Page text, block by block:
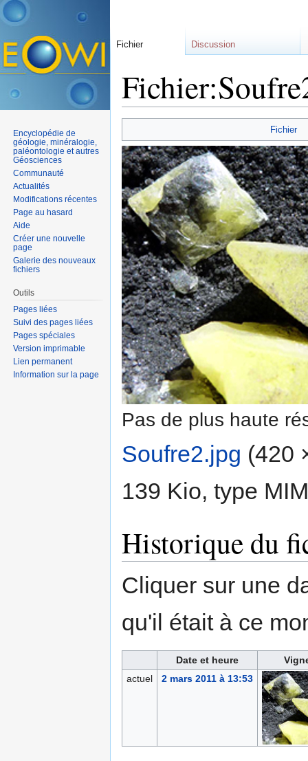
Fichier
Pas de plus haute
Soufre2.jpg (420
139 Kio, type
Historique du
Cliquer sur une
qu'il était à ce
Date et heure
actuel
2 mars 2011 à 13:53
Fichier Discussion
Encyclopédie de
géologie, minéralogie,
paléontologie et autres
Géosciences
Communauté
Actualités
Modifications récentes
Page au hasard
Aide
Créer une nouvelle
page
Galerie des nouveaux
fichiers
Outils
Pages liées
Suivi des pages liées
Pages spéciales
Version imprimable
Lien permanent
Information sur la page